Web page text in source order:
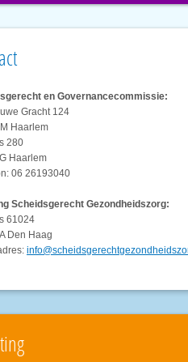
en Governancecommissie:
Gracht 124
Haarlem
280
Haarlem
06 26193040
Scheidsgerecht Gezondheidszorg:
61024
Den Haag